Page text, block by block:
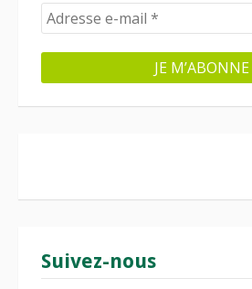
Suivez-nous